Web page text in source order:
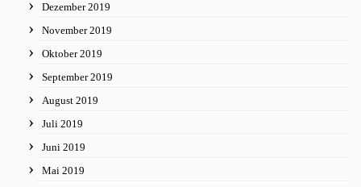
Dezember 2019
November 2019
Oktober 2019
September 2019
August 2019
Juli 2019
Juni 2019
Mai 2019